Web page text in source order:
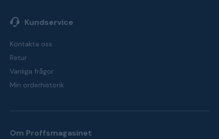
Kundservice
Kontakta oss
Retur
Vanliga frågor
Min orderhistorik
Om Proffsmagasinet